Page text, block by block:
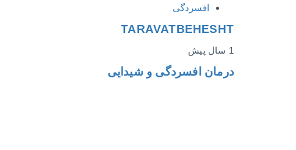
افسردگی
TARAVATBEHESHT
1 سال پیش
درمان افسردگی و شیدایی